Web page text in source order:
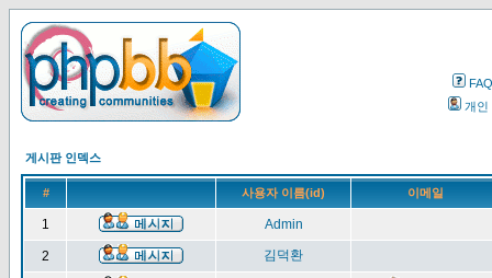
FAQ
개인
게시판 인덱스
# 사용자 이름(id) 이메일
1 Admin
2 김덕환